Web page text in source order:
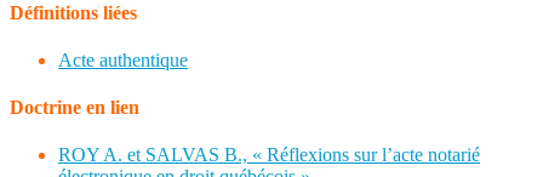
Définitions liées
Acte authentique
Doctrine en lien
ROY A. et SALVAS B., « Réflexions sur l’acte notarié